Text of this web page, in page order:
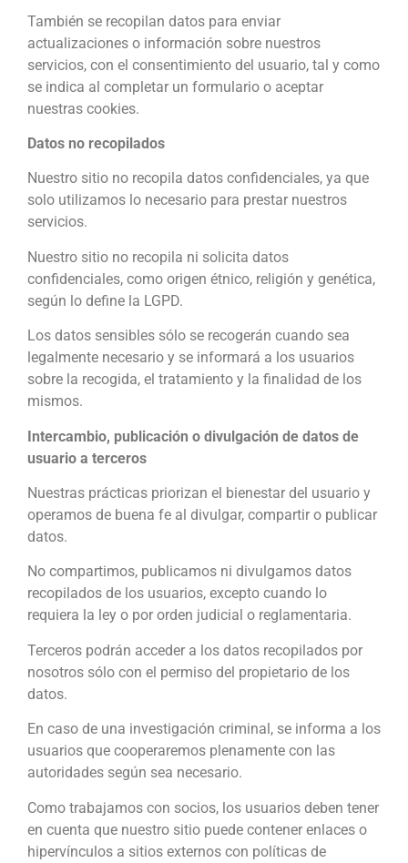
También se recopilan datos para enviar
actualizaciones o información sobre nuestros
servicios, con el consentimiento del usuario, tal y como
se indica al completar un formulario o aceptar
nuestras cookies.
Datos no recopilados
Nuestro sitio no recopila datos confidenciales, ya que
solo utilizamos lo necesario para prestar nuestros
servicios.
Nuestro sitio no recopila ni solicita datos
confidenciales, como origen étnico, religión y genética,
según lo define la LGPD.
Los datos sensibles sólo se recogerán cuando sea
legalmente necesario y se informará a los usuarios
sobre la recogida, el tratamiento y la finalidad de los
mismos.
Intercambio, publicación o divulgación de datos de
usuario a terceros
Nuestras prácticas priorizan el bienestar del usuario y
operamos de buena fe al divulgar, compartir o publicar
datos.
No compartimos, publicamos ni divulgamos datos
recopilados de los usuarios, excepto cuando lo
requiera la ley o por orden judicial o reglamentaria.
Terceros podrán acceder a los datos recopilados por
nosotros sólo con el permiso del propietario de los
datos.
En caso de una investigación criminal, se informa a los
usuarios que cooperaremos plenamente con las
autoridades según sea necesario.
Como trabajamos con socios, los usuarios deben tener
en cuenta que nuestro sitio puede contener enlaces o
hipervínculos a sitios externos con políticas de